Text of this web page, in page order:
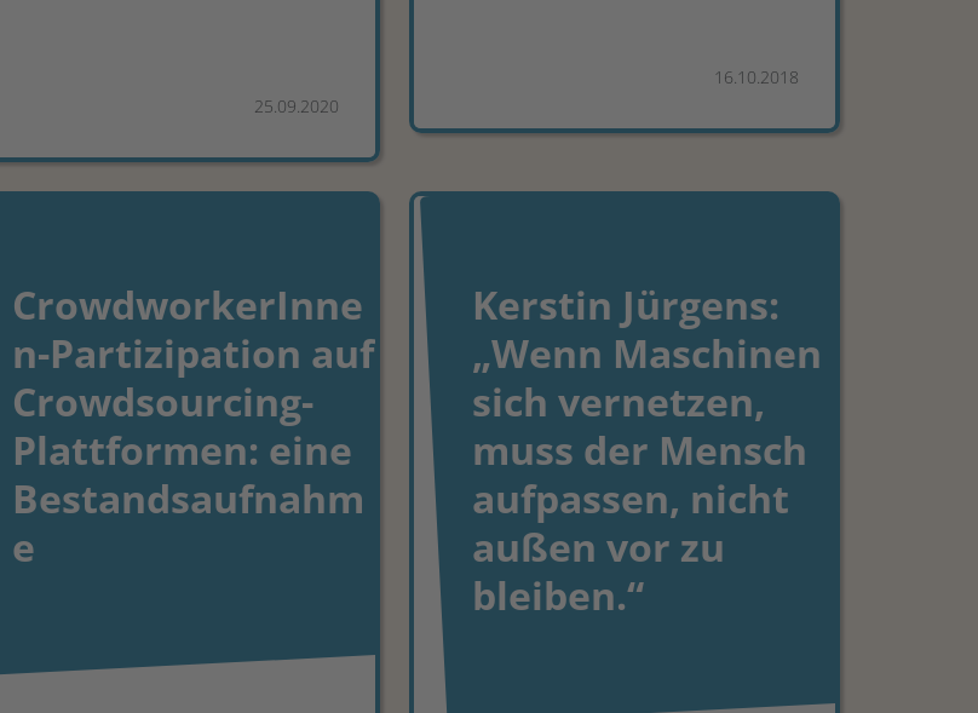
25.09.2020
16.10.2018
CrowdworkerInne
n-Partizipation auf
Crowdsourcing-
Plattformen: eine
Bestandsaufnahm
e
Kerstin Jürgens:
„Wenn Maschinen
sich vernetzen,
muss der Mensch
aufpassen, nicht
außen vor zu
bleiben.“